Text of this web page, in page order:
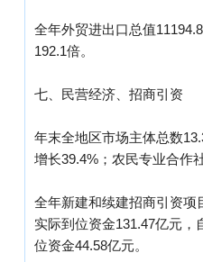
全年外贸进出口总值
192.1倍。
七、民营经济、招商引资
年末全地区市场主体总数
增长39.4%；农民专业合作
全年新建和续建招商引资项
实际到位资金131.47亿元，
位资金44.58亿元。